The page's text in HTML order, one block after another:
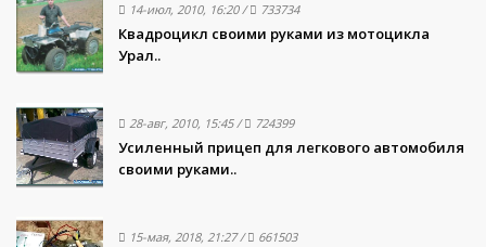
14-июл, 2010, 16:20/ 733734
Квадроцикл своими руками из мотоцикла
Урал..
28-авг, 2010, 15:45/ 724399
Усиленный прицеп для легкового автомобиля
своими руками..
15-мая, 2018, 21:27/ 661503